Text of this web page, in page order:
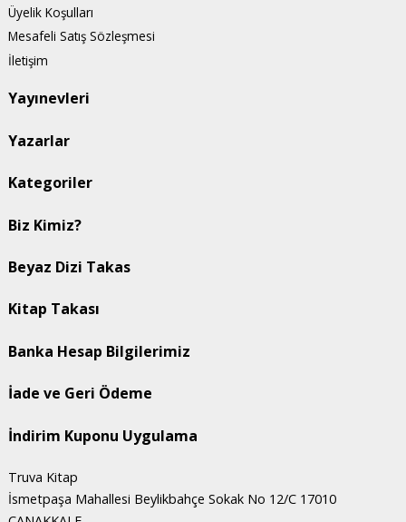
Üyelik Koşulları
Mesafeli Satış Sözleşmesi
İletişim
Yayınevleri
Yazarlar
Kategoriler
Biz Kimiz?
Beyaz Dizi Takas
Kitap Takası
Banka Hesap Bilgilerimiz
İade ve Geri Ödeme
İndirim Kuponu Uygulama
Truva Kitap
İsmetpaşa Mahallesi Beylikbahçe Sokak No 12/C 17010